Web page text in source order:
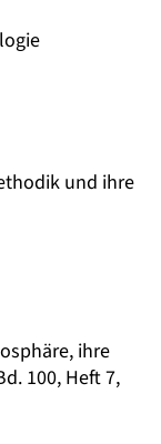
und ihre
ihre
100, Heft 7,